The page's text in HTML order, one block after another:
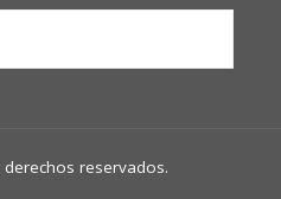
reservados.